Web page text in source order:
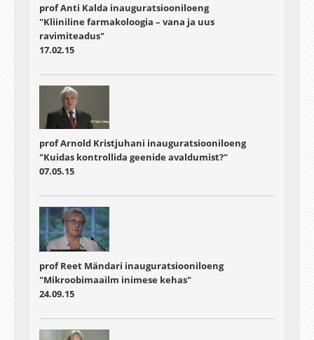
prof Anti Kalda inauguratsiooniloeng
"Kliiniline farmakoloogia – vana ja uus
ravimiteadus"
17.02.15
prof Arnold Kristjuhani inauguratsiooniloeng
"Kuidas kontrollida geenide avaldumist?"
07.05.15
prof Reet Mändari inauguratsiooniloeng
"Mikroobimaailm inimese kehas"
24.09.15